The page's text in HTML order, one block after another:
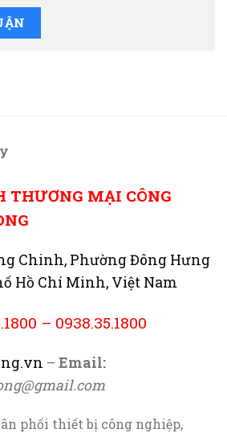
THƯƠNG MẠI CÔNG
Chinh, Phường Đông Hưng
Hồ Chí Minh, Việt Nam
– 0938.35.1800
– Email:
phối thiết bị công nghiệp,